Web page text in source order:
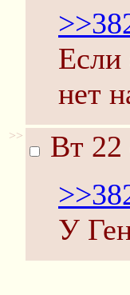
Если
нет
>>
Вт 22
У